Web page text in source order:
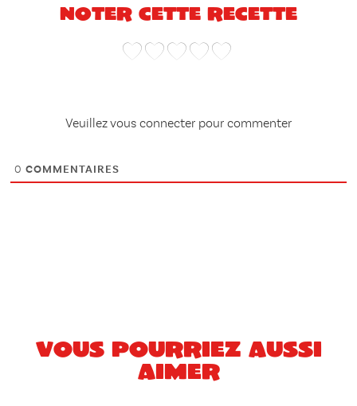
Noter cette recette
Veuillez vous connecter pour commenter
0 COMMENTAIRES
Vous pourriez aussi
aimer